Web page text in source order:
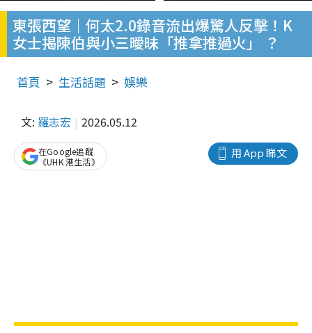
東張西望｜何太2.0錄音流出爆驚人反擊！K
女士揭陳伯與小三曖昧「推拿推過火」 ？
首頁 生活話題 娛樂
文: 羅志宏 2026.05.12
用 App 睇文
在Google追蹤
《UHK 港生活》